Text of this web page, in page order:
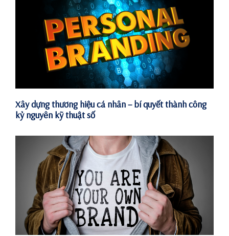
Xây dựng thương hiệu cá nhân – bí quyết thành công
kỷ nguyên kỹ thuật số